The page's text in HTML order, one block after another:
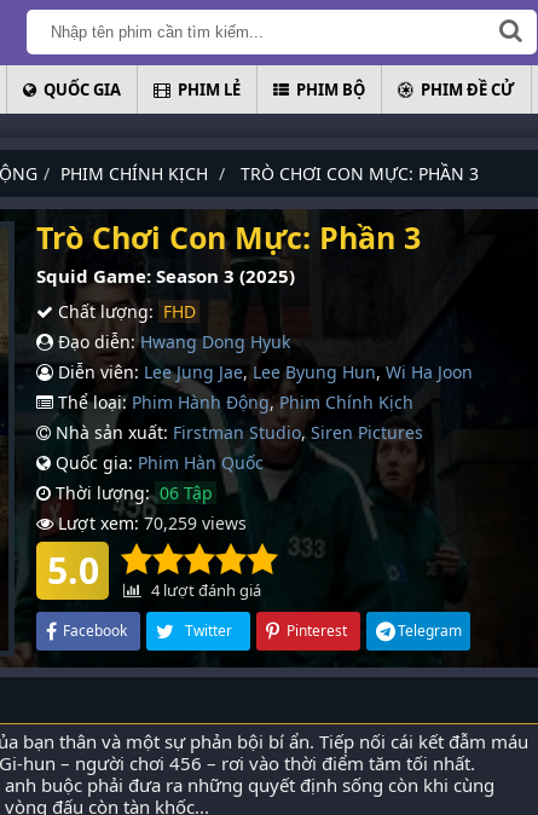
QUỐC GIA PHIM LẺ PHIM BỘ PHIM ĐỀ CỬ
PHIM CHÍNH KỊCH TRÒ CHƠI CON MỰC: PHẦN 3
Trò Chơi Con Mực: Phần 3
Squid Game: Season 3 (2025)
Chất lượng: FHD
Đạo diễn: Hwang Dong Hyuk
Diễn viên: Lee Jung Jae, Lee Byung Hun, Wi Ha Joon
Thể loại: Phim Hành Động,Phim Chính Kịch
Nhà sản xuất: Firstman Studio, Siren Pictures
Quốc gia: Phim Hàn Quốc
Thời lượng: 06 Tập
Lượt xem: 70,259 views
5.0 4lượt đánh giá
Facebook Twitter Pinterest Telegram
bạn thân và một sự phản bội bí ẩn. Tiếp nối cái kết đẫm máu
hun – người chơi 456 – rơi vào thời điểm tăm tối nhất.
buộc phải đưa ra những quyết định sống còn khi cùng
đấu còn tàn khốc...